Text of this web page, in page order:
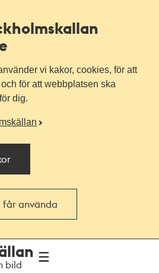
vi kakor, cookies, för att
för att webbplatsen ska
dig.
får använda
bild